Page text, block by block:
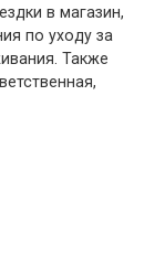
в магазин,
по уходу за
Также